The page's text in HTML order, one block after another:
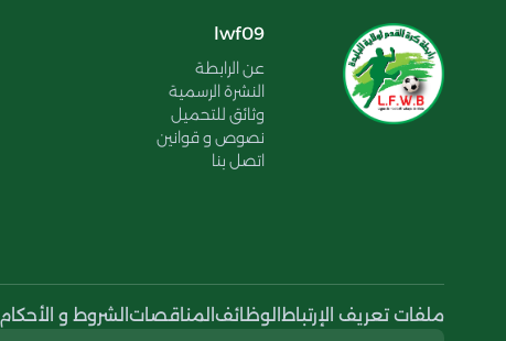
lwf09
عن الرابطة
النشرة الرسمية
وثائق للتحميل
نصوص و قوانين
اتصل بنا
ملفات تعريف الإرتباط الوظائف المناقصات الشروط و الأحكام